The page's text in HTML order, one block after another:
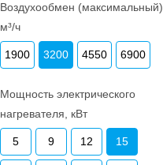
Воздухообмен (максимальный),
м³/ч
1900 3200 4550 6900
Мощность электрического
нагревателя, кВт
5 9 12 15